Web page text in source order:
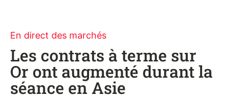
En direct des marchés
Les contrats à terme sur
Or ont augmenté durant la
séance en Asie